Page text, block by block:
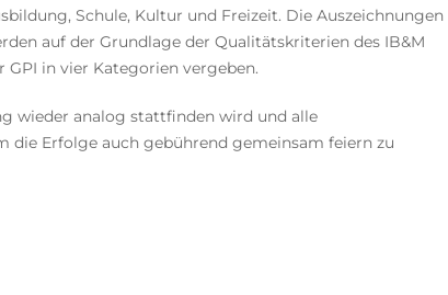
Schule, Kultur und Freizeit. Die Auszeichnungen
auf der Grundlage der Qualitätskriterien des IB&M
GPI in vier Kategorien vergeben.
wieder analog stattfinden wird und alle
die Erfolge auch gebührend gemeinsam feiern zu